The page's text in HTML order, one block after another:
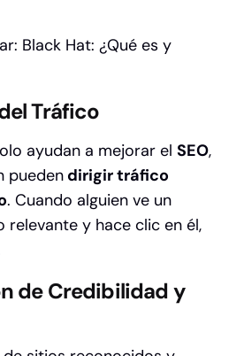
Black Hat: ¿Qué es y
Tráfico
ayudan a mejorar el SEO,
pueden dirigir tráfico
. Cuando alguien ve un
relevante y hace clic en él,
de Credibilidad y